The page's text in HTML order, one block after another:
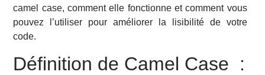
camel case, comment elle fonctionne et comment vous
pouvez l’utiliser pour améliorer la lisibilité de votre
code.
Définition de Camel Case :